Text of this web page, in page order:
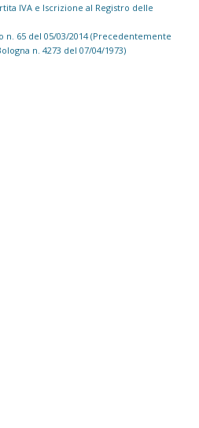
IVA e Iscrizione al Registro delle
n. 65 del 05/03/2014 (Precedentemente
n. 4273 del 07/04/1973)